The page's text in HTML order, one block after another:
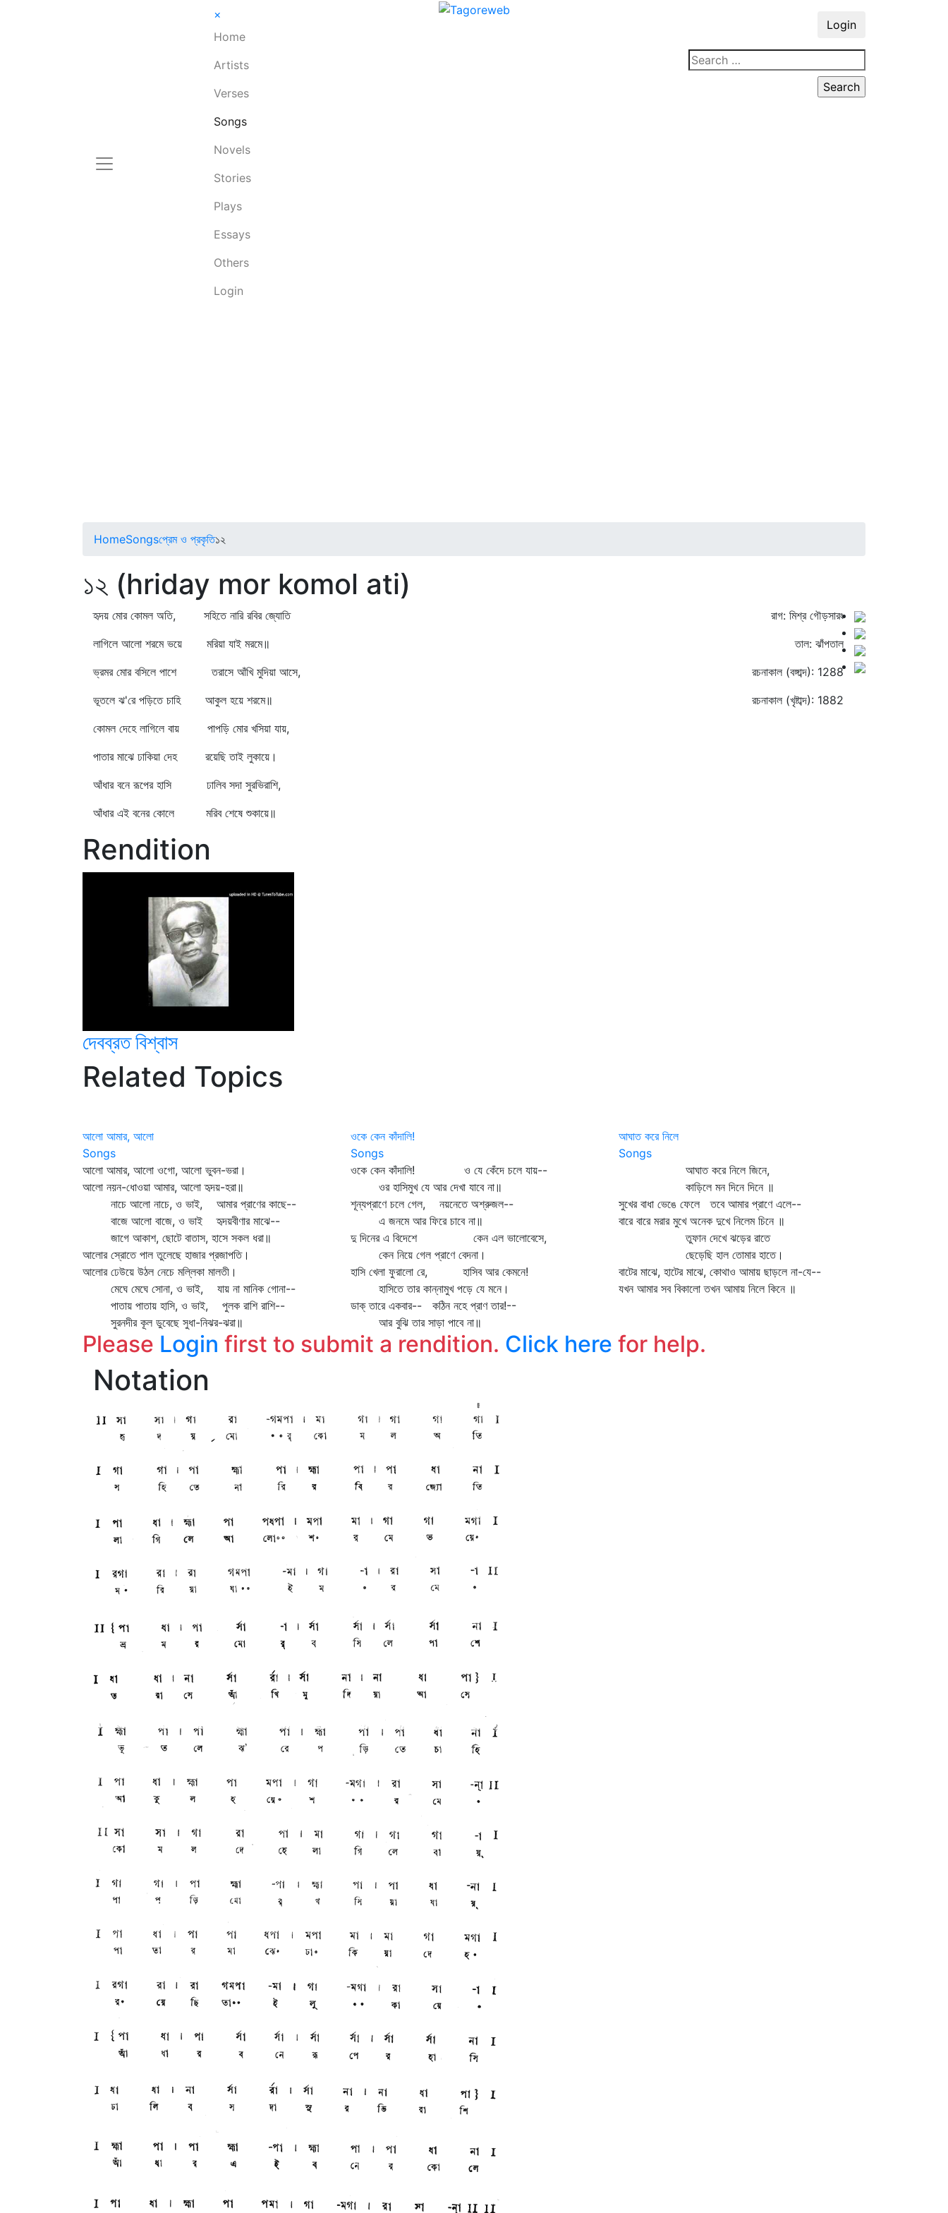
×
Home
Artists
Verses
Songs
Novels
Stories
Plays
Essays
Others
Login
Login
HomeSongsপ্রেম ও প্রকৃতি১২
১২ (hriday mor komol ati)
হৃদয় মোর কোমল অতি, সহিতে নারি রবির জ্যোতি
লাগিলে আলো শরমে ভয়ে মরিয়া যাই মরমে॥
ভ্রমর মোর বসিলে পাশে তরাসে আঁখি মুদিয়া আসে,
ভূতলে ঝ'রে পড়িতে চাহি আকুল হয়ে শরমে॥
কোমল দেহে লাগিলে বায় পাপড়ি মোর খসিয়া যায়,
পাতার মাঝে ঢাকিয়া দেহ রয়েছি তাই লুকায়ে।
আঁধার বনে রূপের হাসি ঢালিব সদা সুরভিরাশি,
আঁধার এই বনের কোলে মরিব শেষে শুকায়ে॥
রাগ: মিশ্র গৌড়সারং
তাল: ঝাঁপতাল
রচনাকাল (বঙ্গাব্দ): 1288
রচনাকাল (খৃষ্টাব্দ): 1882
Rendition
দেবব্রত বিশ্বাস
Related Topics
আলো আমার, আলো
Songs
আলো আমার, আলো ওগো, আলো ভুবন-ভরা।
আলো নয়ন-ধোওয়া আমার, আলো হৃদয়-হরা॥
নাচে আলো নাচে, ও ভাই, আমার প্রাণের কাছে--
বাজে আলো বাজে, ও ভাই হৃদয়বীণার মাঝে--
জাগে আকাশ, ছোটে বাতাস, হাসে সকল ধরা॥
আলোর স্রোতে পাল তুলেছে হাজার প্রজাপতি।
আলোর ঢেউয়ে উঠল নেচে মল্লিকা মালতী।
মেঘে মেঘে সোনা, ও ভাই, যায় না মানিক গোনা--
পাতায় পাতায় হাসি, ও ভাই, পুলক রাশি রাশি--
সুরনদীর কূল ডুবেছে সুধা-নিঝর-ঝরা॥
ওকে কেন কাঁদালি!
Songs
ওকে কেন কাঁদালি! ও যে কেঁদে চলে যায়--
ওর হাসিমুখ যে আর দেখা যাবে না॥
শূন্যপ্রাণে চলে গেল, নয়নেতে অশ্রুজল--
এ জনমে আর ফিরে চাবে না॥
দু দিনের এ বিদেশে কেন এল ভালোবেসে,
কেন নিয়ে গেল প্রাণে বেদনা।
হাসি খেলা ফুরালো রে, হাসিব আর কেমনে!
হাসিতে তার কান্নামুখ পড়ে যে মনে।
ডাক্‌ তারে একবার-- কঠিন নহে প্রাণ তার!--
আর বুঝি তার সাড়া পাবে না॥
আঘাত করে নিলে
Songs
আঘাত করে নিলে জিনে,
কাড়িলে মন দিনে দিনে ॥
সুখের বাধা ভেঙে ফেলে তবে আমার প্রাণে এলে--
বারে বারে মরার মুখে অনেক দুখে নিলেম চিনে ॥
তুফান দেখে ঝড়ের রাতে
ছেড়েছি হাল তোমার হাতে।
বাটের মাঝে, হাটের মাঝে, কোথাও আমায় ছাড়লে না-যে--
যখন আমার সব বিকালো তখন আমায় নিলে কিনে ॥
Please Login first to submit a rendition. Click here for help.
Notation